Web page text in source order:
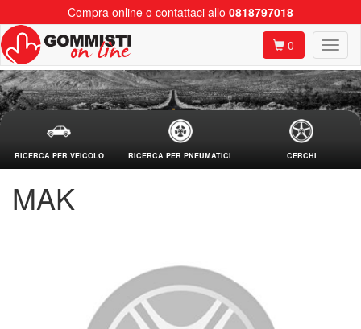
Compra online o contattaci allo 0818797018
0
RICERCA PER VEICOLO RICERCA PER PNEUMATICI CERCHI
MAK